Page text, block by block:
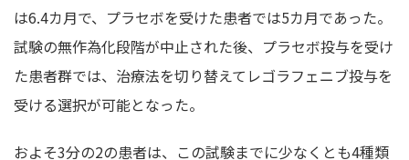
は6.4カ月で、プラセボを受けた患者では5カ月であった。
試験の無作為化段階が中止された後、プラセボ投与を受け
た患者群では、治療法を切り替えてレゴラフェニブ投与を
受ける選択が可能となった。
およそ3分の2の患者は、この試験までに少なくとも4種類